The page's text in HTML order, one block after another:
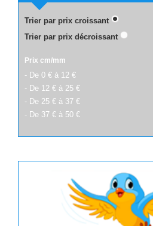
Trier par prix croissant
Trier par prix décroissant
Prix cm/mm
- De 0 € à 12 €
- De 12 € à 25 €
- De 25 € à 37 €
- De 37 € à 50 €